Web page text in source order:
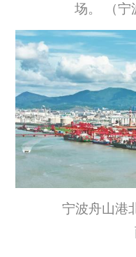
场。 （宁
宁波舟山港